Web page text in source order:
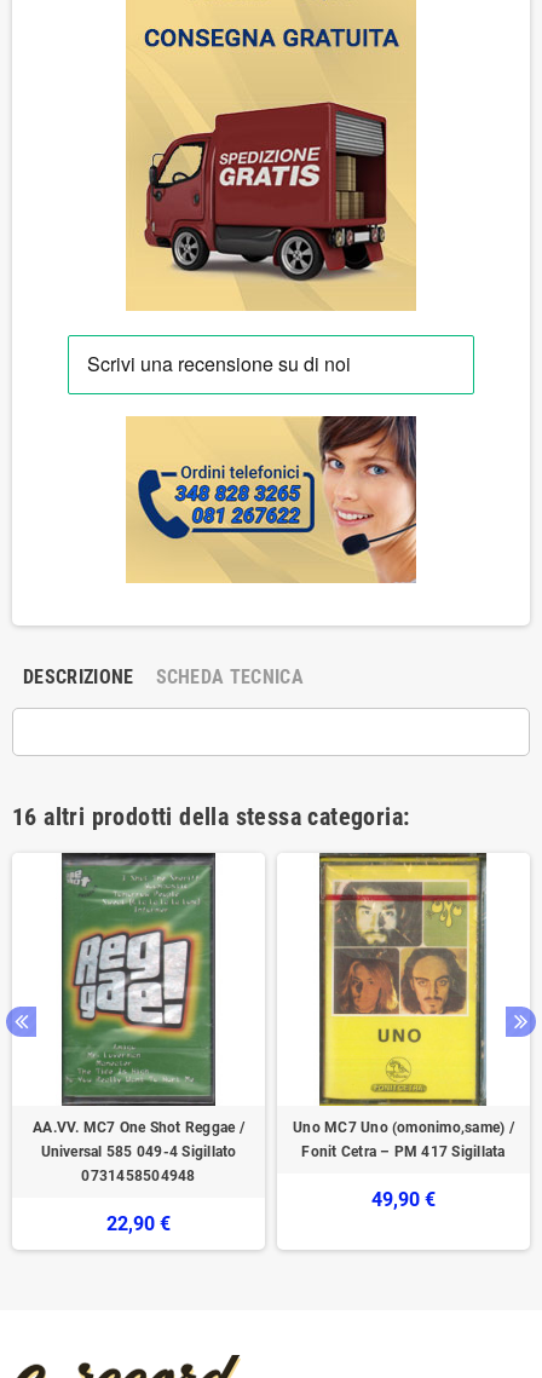
DESCRIZIONE SCHEDA TECNICA
16 altri prodotti della stessa categoria:
AA.VV. MC7 One Shot Reggae /
Universal 585 049-4 Sigillato
0731458504948
22,90 €
Uno MC7 Uno (omonimo,same) /
Fonit Cetra ‎– PM 417 Sigillata
49,90 €